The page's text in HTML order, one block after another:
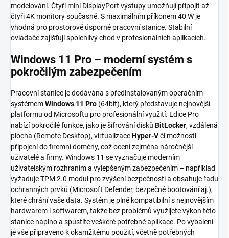
modelování. Čtyři mini DisplayPort výstupy umožňují připojit až
čtyři 4K monitory současně. S maximálním příkonem 40 W je
vhodná pro prostorově úsporné pracovní stanice. Stabilní
ovladače zajišťují spolehlivý chod v profesionálních aplikacích.
Windows 11 Pro – moderní systém s
pokročilým zabezpečením
Pracovní stanice je dodávána s předinstalovaným operačním
systémemWindows 11 Pro (64bit), který představuje nejnovější
platformu od Microsoftu pro profesionální využití. Edice Pro
nabízí pokročilé funkce, jako je šifrování disků BitLocker, vzdálená
plocha (Remote Desktop), virtualizaceHyper-Vči možnosti
připojení do firemní domény, což ocení zejména náročnější
uživatelé a firmy. Windows 11 se vyznačuje moderním
uživatelským rozhraním a vylepšeným zabezpečením – například
vyžaduje TPM 2.0 modul pro zvýšení bezpečnosti a obsahuje řadu
ochranných prvků (Microsoft Defender, bezpečné bootování aj.),
které chrání vaše data. Systém je plně kompatibilní s nejnovějším
hardwarem i softwarem, takže bez problémů využijete výkon této
stanice naplno a spustíte veškeré potřebné aplikace. Po vybalení
je vše připraveno k okamžitému použití, včetně potřebných